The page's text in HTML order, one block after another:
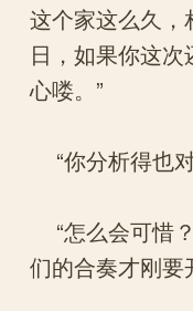
这个家这么久，
日，如果你这
心喽。”
“你分析得也
“怎么会可惜
们的合奏才刚要